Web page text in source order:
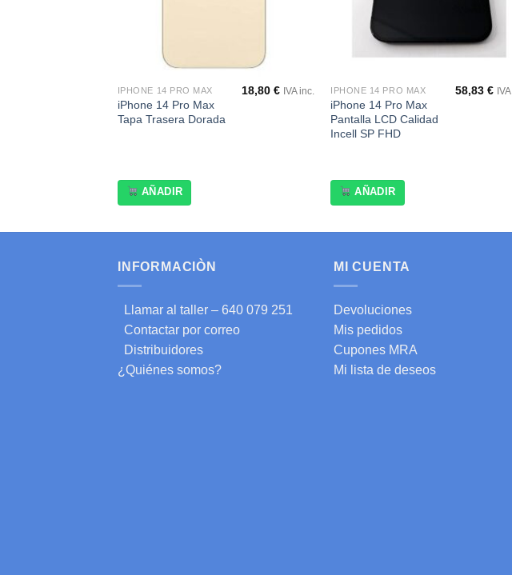
IPHONE 14 PRO MAX
iPhone 14 Pro Max
Tapa Trasera Dorada
18,80€ IVA inc.
AÑADIR
IPHONE 14 PRO MAX
iPhone 14 Pro Max
Pantalla LCD Calidad
Incell SP FHD
58,83 €
AÑADIR
INFORMACIÒN
Llamar al taller – 640 079 251
Contactar por correo
Distribuidores
¿Quiénes somos?
MI CUENTA
Devoluciones
Mis pedidos
Cupones MRA
Mi lista de deseos